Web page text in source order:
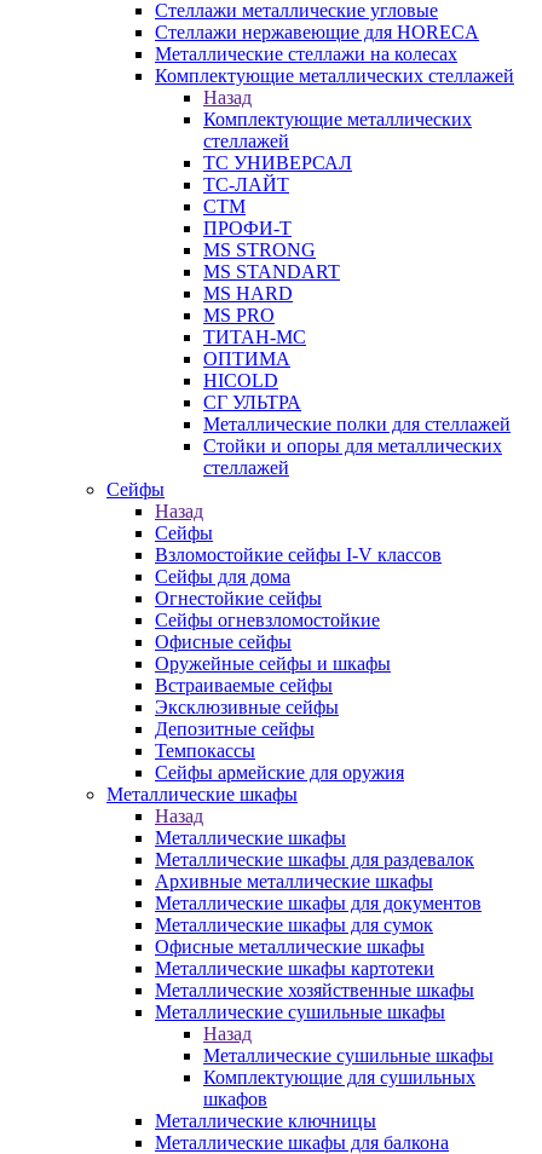
Стеллажи металлические угловые
Стеллажи нержавеющие для HORECA
Металлические стеллажи на колесах
Комплектующие металлических стеллажей
Назад
Комплектующие металлических
стеллажей
ТС УНИВЕРСАЛ
ТС-ЛАЙТ
СТМ
ПРОФИ-Т
MS STRONG
MS STANDART
MS HARD
MS PRO
ТИТАН-МС
ОПТИМА
HICOLD
СГ УЛЬТРА
Металлические полки для стеллажей
Стойки и опоры для металлических
стеллажей
Сейфы
Назад
Сейфы
Взломостойкие сейфы I-V классов
Сейфы для дома
Огнестойкие сейфы
Сейфы огневзломостойкие
Офисные сейфы
Оружейные сейфы и шкафы
Встраиваемые сейфы
Эксклюзивные сейфы
Депозитные сейфы
Темпокассы
Сейфы армейские для оружия
Металлические шкафы
Назад
Металлические шкафы
Металлические шкафы для раздевалок
Архивные металлические шкафы
Металлические шкафы для документов
Металлические шкафы для сумок
Офисные металлические шкафы
Металлические шкафы картотеки
Металлические хозяйственные шкафы
Металлические сушильные шкафы
Назад
Металлические сушильные шкафы
Комплектующие для сушильных
шкафов
Металлические ключницы
Металлические шкафы для балкона